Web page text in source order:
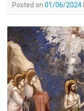
Posted on 01/06/2024